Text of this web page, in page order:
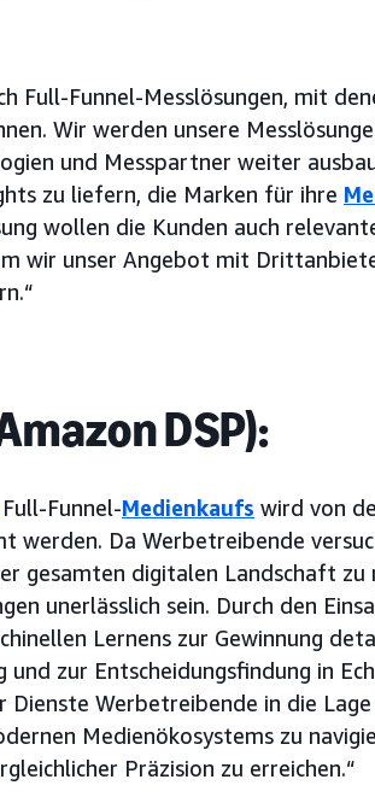
Full-Funnel-Messlösungen, mit
Wir werden unsere
und Messpartner weiter
zu liefern, die Marken für ihre
wollen die Kunden auch
wir unser Angebot mit
DSP):
Full-Funnel-Medienkaufs wird von
Da Werbetreibende
gesamten digitalen Landschaft zu
unerlässlich sein. Durch den
Lernens zur Gewinnung
zur Entscheidungsfindung in
Werbetreibende in die
Medienökosystems zu
Präzision zu erreichen.“